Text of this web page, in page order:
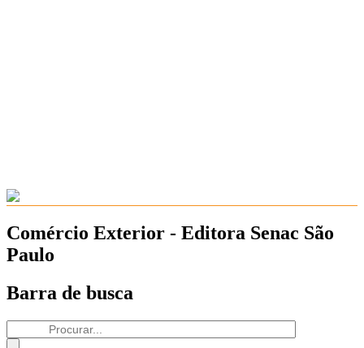
Comércio Exterior - Editora Senac São
Paulo
Barra de busca